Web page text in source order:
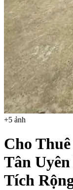
+5 ảnh
Cho
Tân
Tích